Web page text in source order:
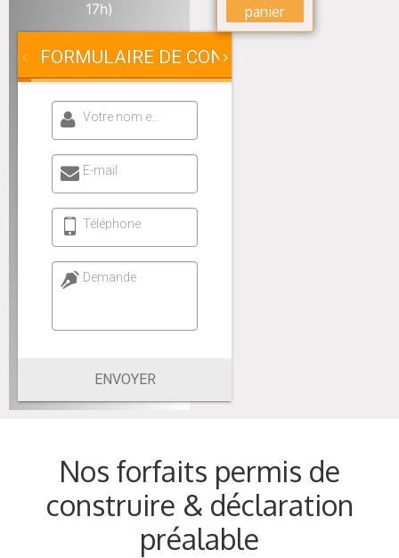
17h)
FORMULAIRE DE CONTACT
Votre nom et prénom
E-mail
Téléphone
Demande
ENVOYER
panier
Nos forfaits permis de
construire & déclaration
préalable